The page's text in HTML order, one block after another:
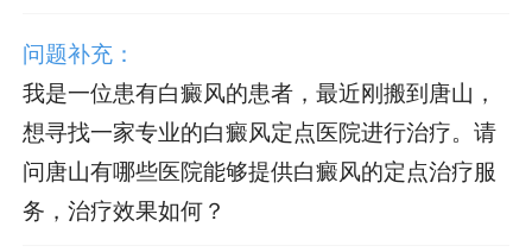
问题补充：
我是一位患有白癜风的患者，最近刚搬到唐山，
想寻找一家专业的白癜风定点医院进行治疗。请
问唐山有哪些医院能够提供白癜风的定点治疗服
务，治疗效果如何？